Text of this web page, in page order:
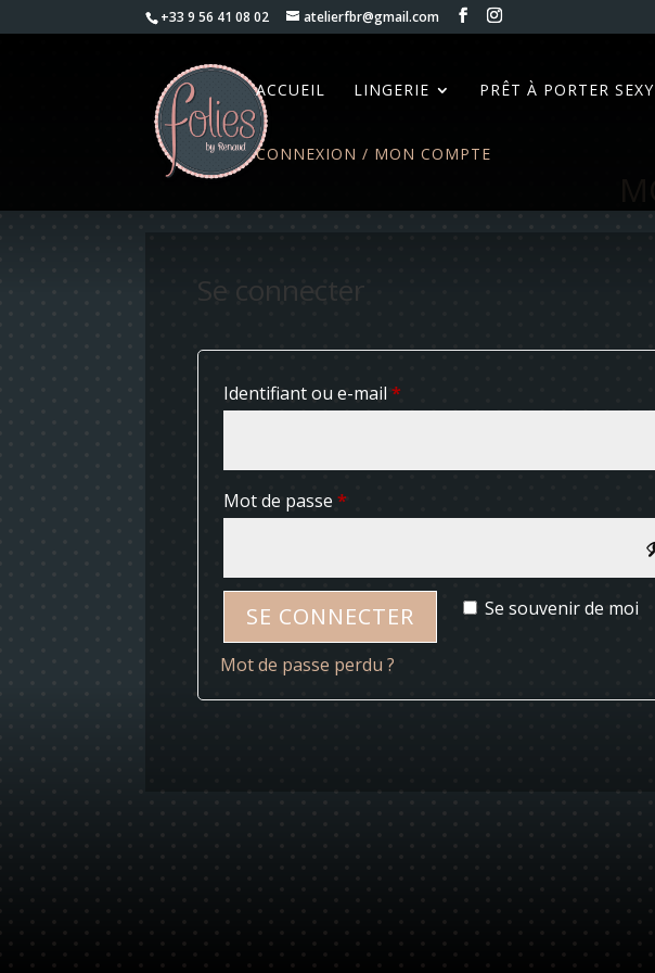
+33 9 56 41 08 02 atelierfbr@gmail.com
ACCUEIL LINGERIE PRÊT À PORTER SEXY
CONNEXION / MON COMPTE
Se connecter
Identifiant ou e-mail *Obligatoire
Mot de passe *Obligatoire
Se souvenir de moi
SE CONNECTER
Mot de passe perdu ?